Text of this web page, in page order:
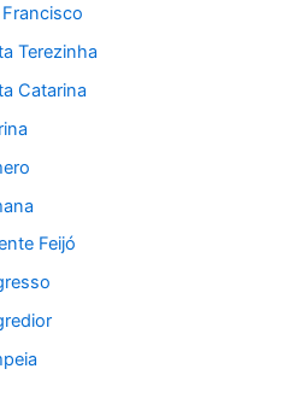
Terezinha
Catarina
Feijó